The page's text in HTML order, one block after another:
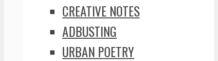
CREATIVE NOTES
ADBUSTING
URBAN POETRY